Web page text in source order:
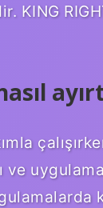
KING
ve